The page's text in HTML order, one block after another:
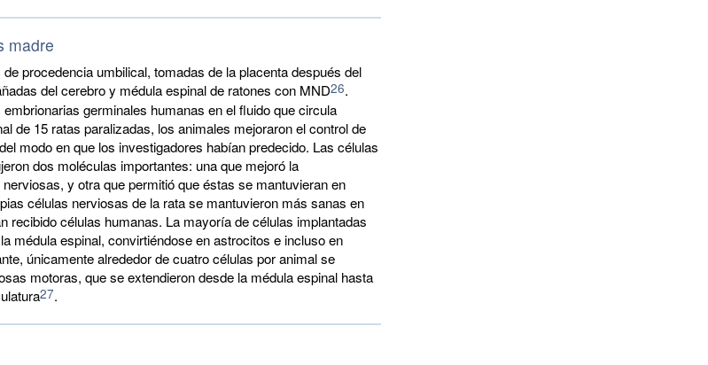
madre
procedencia umbilical, tomadas de la placenta después del
del cerebro y médula espinal de ratones con MND26.
germinales humanas en el fluido que circula
de 15 ratas paralizadas, los animales mejoraron el control de
modo en que los investigadores habían predecido. Las células
dos moléculas importantes: una que mejoró la
y otra que permitió que éstas se mantuvieran en
células nerviosas de la rata se mantuvieron más sanas en
recibido células humanas. La mayoría de células implantadas
médula espinal, convirtiéndose en astrocitos e incluso en
únicamente alrededor de cuatro células por animal se
motoras, que se extendieron desde la médula espinal hasta
27.